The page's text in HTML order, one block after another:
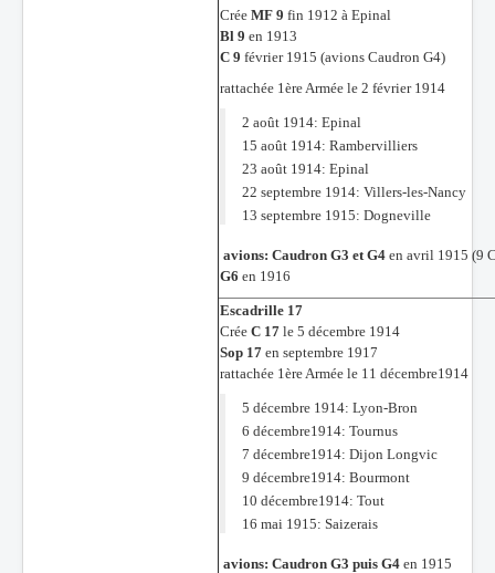
Crée MF 9 fin 1912 à Epinal
Bl 9 en 1913
C 9 février 1915 (avions Caudron G4)
rattachée 1ère Armée le 2 février 1914
2 août 1914: Epinal
15 août 1914: Rambervilliers
23 août 1914: Epinal
22 septembre 1914: Villers-les-Nancy
13 septembre 1915: Dogneville
avions: Caudron G3 et G4 en avril 1915 (9
G6 en 1916
Escadrille 17
Crée C 17 le 5 décembre 1914
Sop 17 en septembre 1917
rattachée 1ère Armée le 11 décembre1914
5 décembre 1914: Lyon-Bron
6 décembre1914: Tournus
7 décembre1914: Dijon Longvic
9 décembre1914: Bourmont
10 décembre1914: Tout
16 mai 1915: Saizerais
avions: Caudron G3 puis G4 en 1915